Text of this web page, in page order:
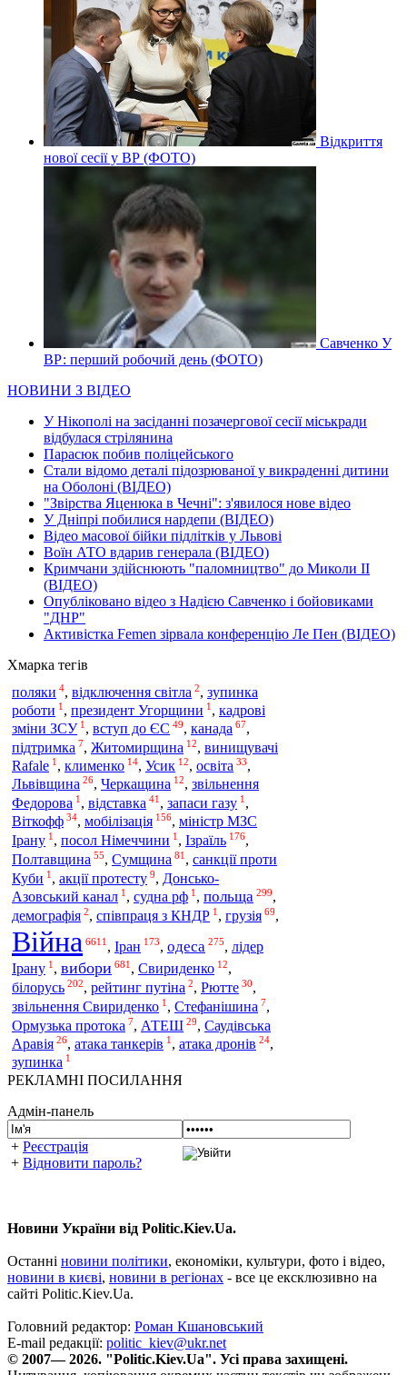
Відкриття
нової сесії у ВР (ФОТО)
Савченко У
ВР: перший робочий день (ФОТО)
НОВИНИ З ВІДЕО
У Нікополі на засіданні позачергової сесії міськради
відбулася стрілянина
Парасюк побив поліцейського
Стали відомо деталі підозрюваної у викраденні дитини
на Оболоні (ВІДЕО)
"Звірства Яценюка в Чечні": з'явилося нове відео
У Дніпрі побилися нардепи (ВІДЕО)
Відео масової бійки підлітків у Львові
Воїн АТО вдарив генерала (ВІДЕО)
Кримчани здійснюють "паломництво" до Миколи ІІ
(ВІДЕО)
Опубліковано відео з Надією Савченко і бойовиками
"ДНР"
Активістка Femen зірвала конференцію Ле Пен (ВІДЕО)
Хмарка тегів
поляки 4, відключення світла 2, зупинка
роботи 1 , президент Угорщини 1 , кадрові
зміни ЗСУ 1 , вступ до ЄС 49, канада 67,
підтримка 7, Житомирщина 12, винищувачі
Rafale 1 , клименко 14, Усик 12, освіта 33,
Львівщина 26, Черкащина 12, звільнення
Федорова 1 , відставка 41 , запаси газу 1 ,
Віткофф 34, мобілізація 156, міністр МЗС
Ірану 1 , посол Німеччини 1 , Ізраїль 176,
Полтавщина 55, Сумщина 81, санкції проти
Куби 1 , акції протесту 9, Донсько-
Азовський канал 1 , судна рф 1 , польща 299,
демографія 2, співпраця з КНДР 1, грузія 69,
Війна 6611, Іран 173, одеса 275, лідер
Ірану 1 , вибори 681 , Свириденко 12,
білорусь 202, рейтинг путіна 2, Рютте 30,
звільнення Свириденко 1, Стефанішина 7,
Ормузька протока 7, АТЕШ 29, Саудівська
Аравія 26, атака танкерів 1 , атака дронів 24,
зупинка 1
РЕКЛАМНІ ПОСИЛАННЯ
Адмін-панель
+ Реєстрація
+ Відновити пароль?
Новини України від Politic.Kiev.Ua.
Останні новини політики, економіки, культури, фото і відео,
новини в києві, новини в регіонах - все це ексклюзивно на
сайті Politic.Kiev.Ua.
Головний редактор: Роман Кшановський
E-mail редакції: politic_kiev@ukr.net
© 2007— 2026. "Politic.Kiev.Ua". Усі права захищені.